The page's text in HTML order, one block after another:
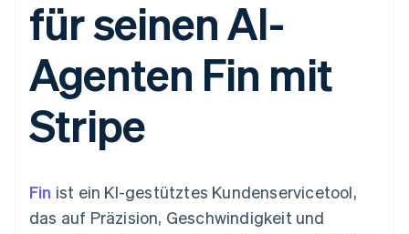
Zugriff auf mehr als
125
Zahlungen vor Ort
Authorization
Boost
Optimierung der
Autorisierungsraten
Bezahlvorgang
Connections
Datensynchronisierung
Geldmanagement
Plattformen
SaaS
Nach Branche
Gaming
Bewirtung, Reisen und
Freizeit
Marktplatz auf
Grundlagen der
Abonnementverwaltung
So setzen Sie
nutzungsbasierte
Stablecoin-gestützte
Karten ausgeben: So
Verwaltung von
Diensten mit Agenten
Produkt-Roadmap
Stripe Sessions
Karriere
Newsroom
Stripe Press
Sales-Team
kontaktieren
Partner werden
für seinen AI-
Agenten Fin mit
Stripe
Fin ist ein KI-gestütztes Kundenservicetool,
das auf Präzision, Geschwindigkeit und